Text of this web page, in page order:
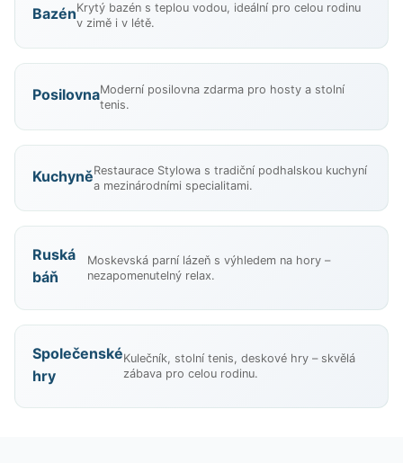
BazénKrytý bazén s teplou vodou, ideální pro celou rodinu
v zimě i v létě.
PosilovnaModerní posilovna zdarma pro hosty a stolní
tenis.
KuchyněRestaurace Stylowa s tradiční podhalskou kuchyní
a mezinárodními specialitami.
Ruská
báň
Moskevská parní lázeň s výhledem na hory –
nezapomenutelný relax.
Společenské
hry
Kulečník, stolní tenis, deskové hry – skvělá
zábava pro celou rodinu.